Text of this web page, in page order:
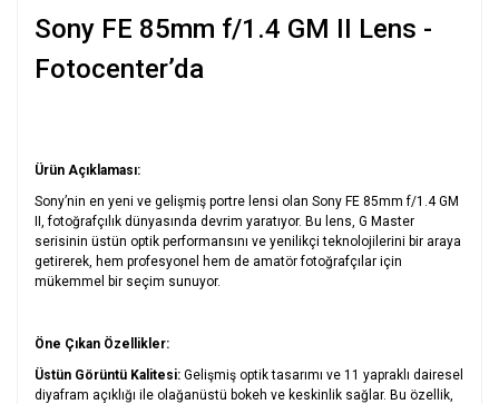
Sony FE 85mm f/1.4 GM II Lens -
Fotocenter’da
Ürün Açıklaması:
Sony’nin en yeni ve gelişmiş portre lensi olan Sony FE 85mm f/1.4 GM
II, fotoğrafçılık dünyasında devrim yaratıyor. Bu lens, G Master
serisinin üstün optik performansını ve yenilikçi teknolojilerini bir araya
getirerek, hem profesyonel hem de amatör fotoğrafçılar için
mükemmel bir seçim sunuyor.
Öne Çıkan Özellikler:
Üstün Görüntü Kalitesi: Gelişmiş optik tasarımı ve 11 yapraklı dairesel
diyafram açıklığı ile olağanüstü bokeh ve keskinlik sağlar. Bu özellik,